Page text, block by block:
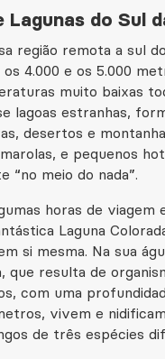
Lagunas do Sul
região remota a sul
4.000 e os 5.000
muito baixas
lagoas estranhas,
desertos e
e pequenos
“no meio do nada”.
horas de viagem
Laguna
si mesma. Na sua
que resulta de
com uma
vivem e
de três espécies